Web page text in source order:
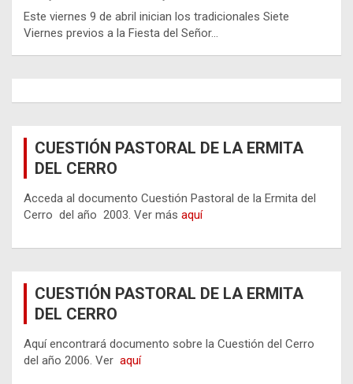
Este viernes 9 de abril inician los tradicionales Siete
Viernes previos a la Fiesta del Señor…
CUESTIÓN PASTORAL DE LA ERMITA
DEL CERRO
Acceda al documento Cuestión Pastoral de la Ermita del
Cerro del año 2003. Ver más aquí
CUESTIÓN PASTORAL DE LA ERMITA
DEL CERRO
Aquí encontrará documento sobre la Cuestión del Cerro
del año 2006. Ver aquí